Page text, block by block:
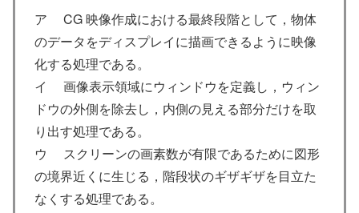
ア CG 映像作成における最終段階として，物体
のデータをディスプレイに描画できるように映像
化する処理である。
イ 画像表示領域にウィンドウを定義し，ウィン
ドウの外側を除去し，内側の見える部分だけを取
り出す処理である。
ウ スクリーンの画素数が有限であるために図形
の境界近くに生じる，階段状のギザギザを目立た
なくする処理である。